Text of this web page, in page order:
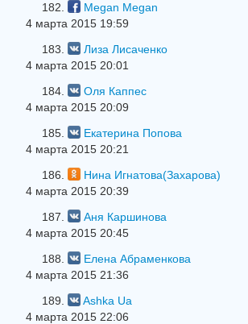
182.
Megan Megan
4 марта 2015 19:59
183.
Лиза Лисаченко
4 марта 2015 20:01
184.
Оля Каппес
4 марта 2015 20:09
185.
Екатерина Попова
4 марта 2015 20:21
186.
Нина Игнатова(Захарова)
4 марта 2015 20:39
187.
Аня Каршинова
4 марта 2015 20:45
188.
Елена Абраменкова
4 марта 2015 21:36
189.
Ashka Ua
4 марта 2015 22:06